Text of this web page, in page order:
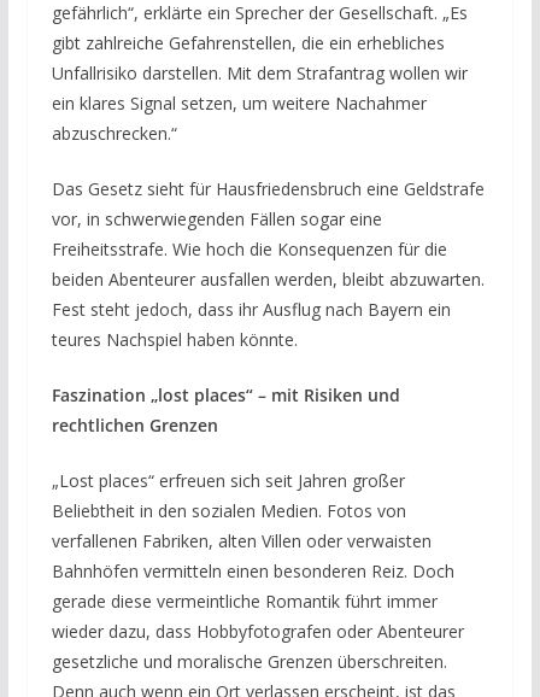
gefährlich“, erklärte ein Sprecher der Gesellschaft. „Es
gibt zahlreiche Gefahrenstellen, die ein erhebliches
Unfallrisiko darstellen. Mit dem Strafantrag wollen wir
ein klares Signal setzen, um weitere Nachahmer
abzuschrecken.“
Das Gesetz sieht für Hausfriedensbruch eine Geldstrafe
vor, in schwerwiegenden Fällen sogar eine
Freiheitsstrafe. Wie hoch die Konsequenzen für die
beiden Abenteurer ausfallen werden, bleibt abzuwarten.
Fest steht jedoch, dass ihr Ausflug nach Bayern ein
teures Nachspiel haben könnte.
Faszination „lost places“ – mit Risiken und
rechtlichen Grenzen
„Lost places“ erfreuen sich seit Jahren großer
Beliebtheit in den sozialen Medien. Fotos von
verfallenen Fabriken, alten Villen oder verwaisten
Bahnhöfen vermitteln einen besonderen Reiz. Doch
gerade diese vermeintliche Romantik führt immer
wieder dazu, dass Hobbyfotografen oder Abenteurer
gesetzliche und moralische Grenzen überschreiten.
Denn auch wenn ein Ort verlassen erscheint, ist das